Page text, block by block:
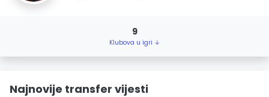
9
Klubova u igri ↓
Najnovije transfer vijesti